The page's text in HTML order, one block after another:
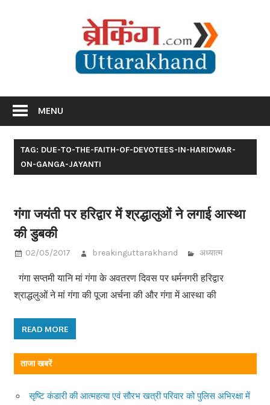
MENU
TAG: DUE-TO-THE-FAITH-OF-DEVOTEES-IN-HARIDWAR-
ON-GANGA-JAYANTI
गंगा जयंती पर हरिद्वार में श्रद्धालुओं ने लगाई आस्था
की डुबकी
02/05/2017 breakinguttarakhand अध्यात्म
गंगा सप्तमी यानि मां गंगा के अवतरण दिवस पर धर्मनगरी हरिद्वार
श्राद्धलुओं ने मां गंगा की पूजा अर्चना की और गंगा में आस्था की
READ MORE
ताजा खबरें
सृष्टि कंडारी की आत्महत्या एवं सौरभ खत्री परिवार को पुलिस अभिरक्षा में